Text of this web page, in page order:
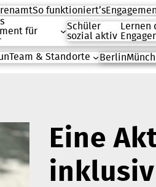
So funktioniert’s
für
Schüler
sozial aktiv
Lernen
Team & Standorte Berlin
Eine